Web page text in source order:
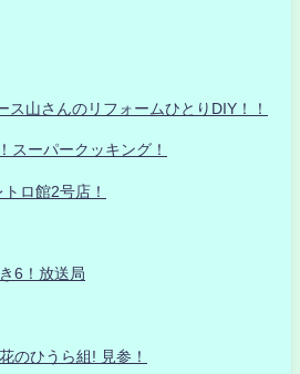
ス山さんのリフォームひとりDIY！！
スーパークッキング！
ロ館2号店！
6！放送局
のひうら組! 見参！